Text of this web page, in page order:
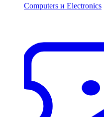
Computers и Electronics